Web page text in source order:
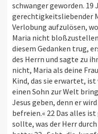
schwanger geworden. 19
gerechtigkeitsliebender
Verlobung aufzulösen,
Maria nicht
diesem Gedanken trug,
des Herrn und sagte zu
nicht, Maria als deine
Kind, das sie erwartet, ist
einen Sohn zur Welt
Jesus geben, denn er
befreien.« 22 Das alles
sollte, was der Herr